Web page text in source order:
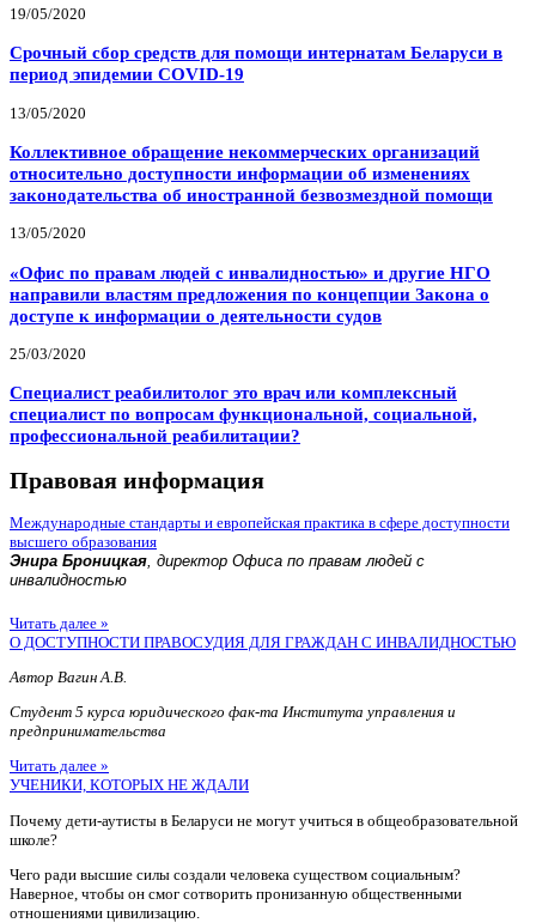
19/05/2020
Срочный сбор средств для помощи интернатам Беларуси в
период эпидемии COVID-19
13/05/2020
Коллективное обращение некоммерческих организаций
относительно доступности информации об изменениях
законодательства об иностранной безвозмездной помощи
13/05/2020
«Офис по правам людей с инвалидностью» и другие НГО
направили властям предложения по концепции Закона о
доступе к информации о деятельности судов
25/03/2020
Специалист реабилитолог это врач или комплексный
специалист по вопросам функциональной, социальной,
профессиональной реабилитации?
Правовая информация
Международные стандарты и европейская практика в сфере доступности
высшего образования
Энира Броницкая, директор Офиса по правам людей с
инвалидностью
Читать далее »
О ДОСТУПНОСТИ ПРАВОСУДИЯ ДЛЯ ГРАЖДАН С ИНВАЛИДНОСТЬЮ
Автор Вагин А.В.
Студент 5 курса юридического фак-та Института управления и
предпринимательства
Читать далее »
УЧЕНИКИ, КОТОРЫХ НЕ ЖДАЛИ
Почему дети-аутисты в Беларуси не могут учиться в общеобразовательной
школе?
Чего ради высшие силы создали человека существом социальным?
Наверное, чтобы он смог сотворить пронизанную общественными
отношениями цивилизацию.